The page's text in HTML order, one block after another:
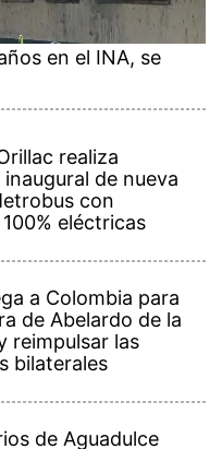
en el INA, se
realiza
de nueva
con
eléctricas
a Colombia para
de Abelardo de la
reimpulsar las
bilaterales
de Aguadulce